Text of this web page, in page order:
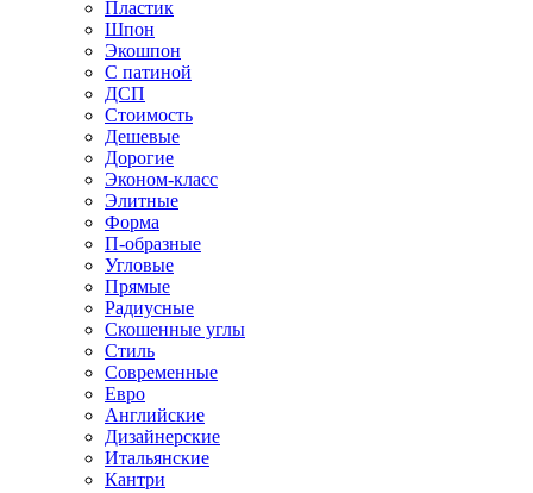
Пластик
Шпон
Экошпон
С патиной
ДСП
Стоимость
Дешевые
Дорогие
Эконом-класс
Элитные
Форма
П-образные
Угловые
Прямые
Радиусные
Скошенные углы
Стиль
Современные
Евро
Английские
Дизайнерские
Итальянские
Кантри